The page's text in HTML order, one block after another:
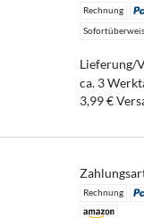
Rechnung
Lieferung/
ca. 3
3,99 €
Rechnung